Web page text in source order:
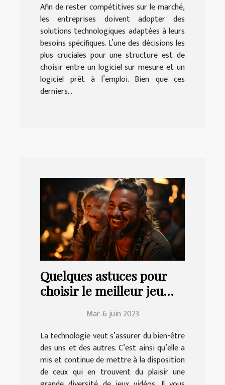
Afin de rester compétitives sur le marché,
les entreprises doivent adopter des
solutions technologiques adaptées à leurs
besoins spécifiques. L’une des décisions les
plus cruciales pour une structure est de
choisir entre un logiciel sur mesure et un
logiciel prêt à l’emploi. Bien que ces
derniers...
Quelques astuces pour
choisir le meilleur jeu
Mar. 6 juin 2023
La technologie veut s’assurer du bien-être
des uns et des autres. C’est ainsi qu’elle a
mis et continue de mettre à la disposition
de ceux qui en trouvent du plaisir une